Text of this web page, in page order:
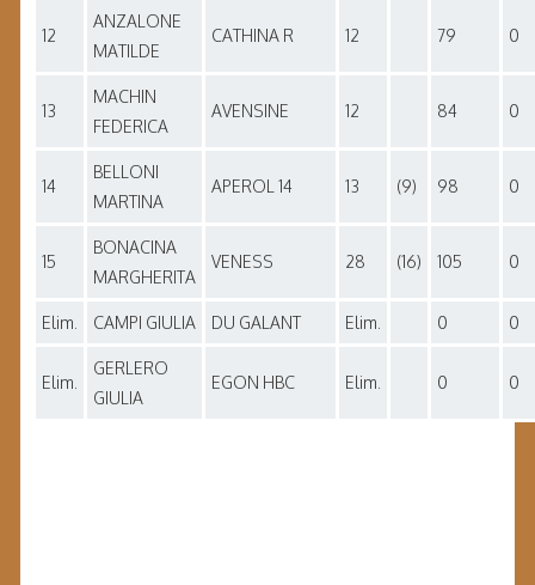
12
ANZALONE
MATILDE
CATHINA R 12 79 0
13
MACHIN
FEDERICA
AVENSINE 12 84 0
14
BELLONI
MARTINA
APEROL 14 13 (9) 98 0
15
BONACINA
MARGHERITA
VENESS 28 (16) 105 0
Elim. CAMPI GIULIA DU GALANT Elim. 0 0
Elim.
GERLERO
GIULIA
EGON HBC Elim. 0 0